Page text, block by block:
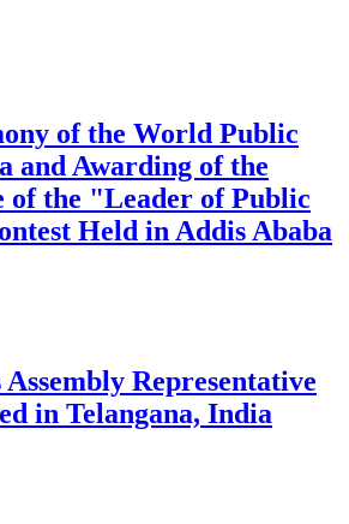
of the World Public
and Awarding of the
of the "Leader of Public
Held in Addis Ababa
Representative
in Telangana, India